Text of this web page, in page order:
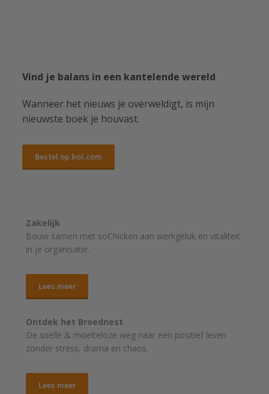
Vind je balans in een kantelende wereld
Wanneer het nieuws je overweldigt, is mijn
nieuwste boek je houvast.
Bestel op bol.com
Zakelijk
Bouw samen met soChicken aan werkgeluk en vitaliteit
in je organisatie.
Lees meer
Ontdek het Broednest
De snelle & moeiteloze weg naar een positief leven
zonder stress, drama en chaos.
Lees meer